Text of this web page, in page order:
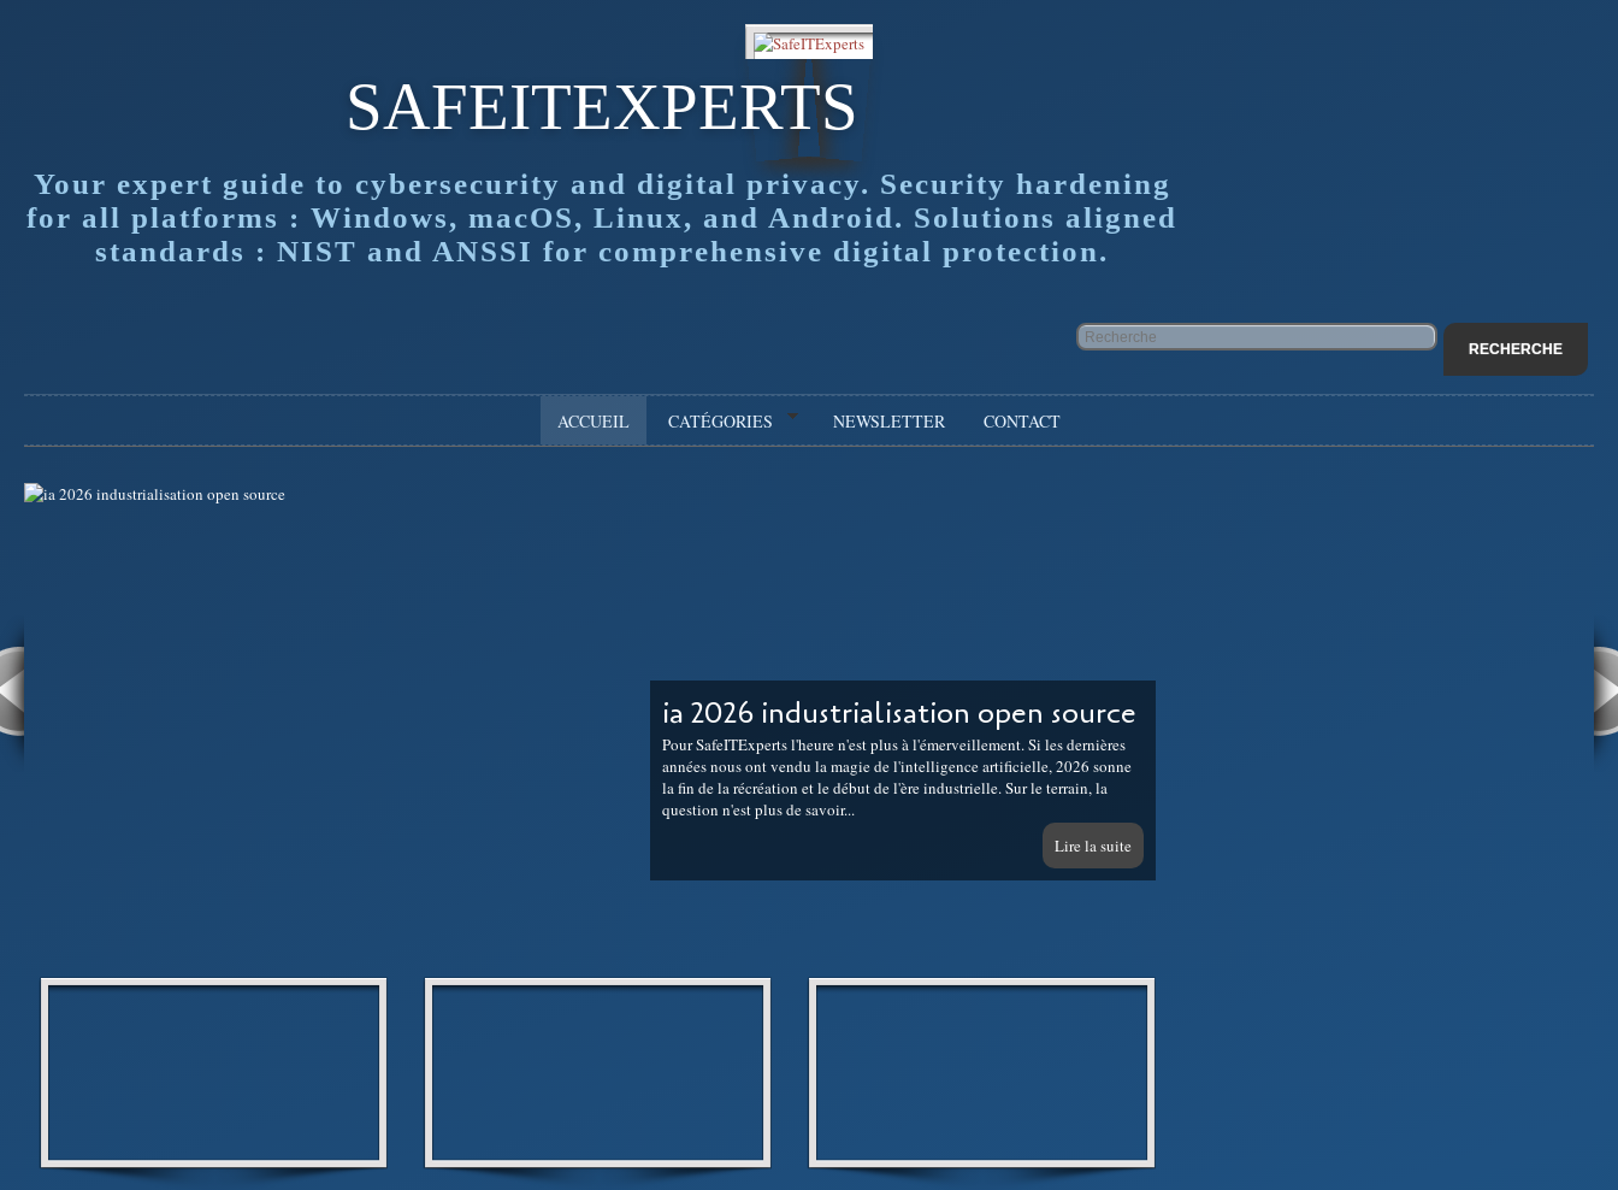
SAFEITEXPERTS
Your expert guide to cybersecurity and digital privacy. Security hardening
for all platforms : Windows, macOS, Linux, and Android. Solutions aligned
standards : NIST and ANSSI for comprehensive digital protection.
ACCUEIL CATÉGORIES NEWSLETTER CONTACT
ia 2026 industrialisation open source
Pour SafeITExperts l'heure n'est plus à l'émerveillement. Si les dernières
années nous ont vendu la magie de l'intelligence artificielle, 2026 sonne
la fin de la récréation et le début de l'ère industrielle. Sur le terrain, la
question n'est plus de savoir...
Lire la suite